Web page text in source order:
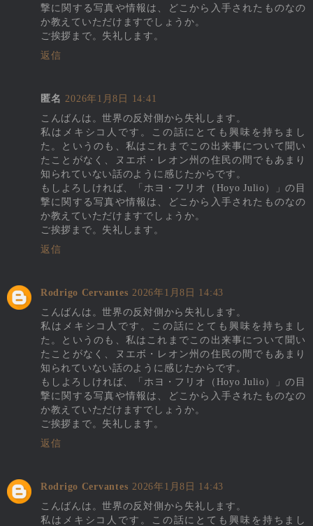
撃に関する写真や情報は、どこから入手されたものなの
か教えていただけますでしょうか。
ご挨拶まで。失礼します。
返信
匿名 2026年1月8日 14:41
こんばんは。世界の反対側から失礼します。
私はメキシコ人です。この話にとても興味を持ちまし
た。というのも、私はこれまでこの出来事について聞い
たことがなく、ヌエボ・レオン州の住民の間でもあまり
知られていない話のように感じたからです。
もしよろしければ、「ホヨ・フリオ（Hoyo Julio）」の目
撃に関する写真や情報は、どこから入手されたものなの
か教えていただけますでしょうか。
ご挨拶まで。失礼します。
返信
Rodrigo Cervantes 2026年1月8日 14:43
こんばんは。世界の反対側から失礼します。
私はメキシコ人です。この話にとても興味を持ちまし
た。というのも、私はこれまでこの出来事について聞い
たことがなく、ヌエボ・レオン州の住民の間でもあまり
知られていない話のように感じたからです。
もしよろしければ、「ホヨ・フリオ（Hoyo Julio）」の目
撃に関する写真や情報は、どこから入手されたものなの
か教えていただけますでしょうか。
ご挨拶まで。失礼します。
返信
Rodrigo Cervantes 2026年1月8日 14:43
こんばんは。世界の反対側から失礼します。
私はメキシコ人です。この話にとても興味を持ちまし